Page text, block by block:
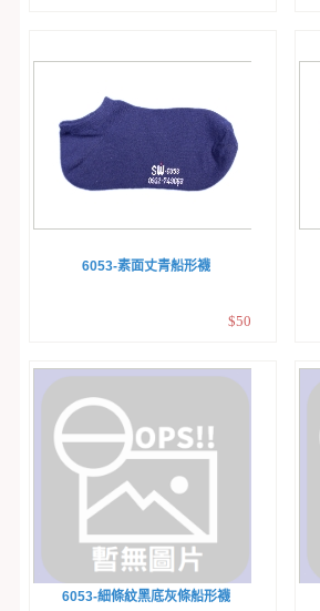
6053-素面丈青船形襪
$50
6053-細條紋黑底灰條船形襪